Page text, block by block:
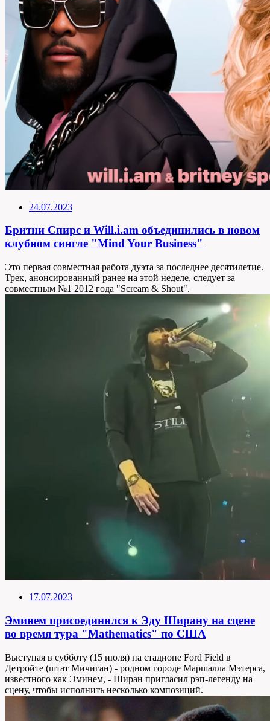
24.07.2023
Бритни Спирс и Will.i.am объединились в новом
клубном сингле "Mind Your Business"
Это первая совместная работа дуэта за последнее десятилетие.
Трек, анонсированный ранее на этой неделе, следует за
совместным №1 2012 года "Scream & Shout".
17.07.2023
Эминем присоединился к Эду Ширану на сцене
во время тура "Mathematics" по США
Выступая в субботу (15 июля) на стадионе Ford Field в
Детройте (штат Мичиган) - родном городе Маршалла Мэтерса,
известного как Эминем, - Ширан пригласил рэп-легенду на
сцену, чтобы исполнить несколько композиций.